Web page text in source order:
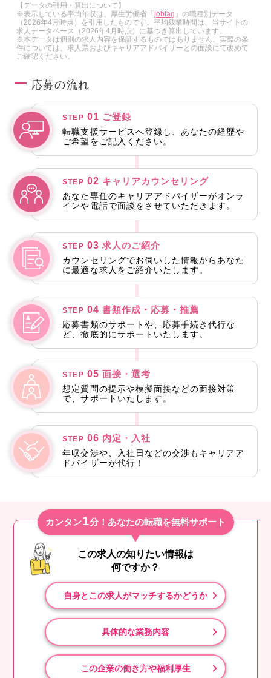
【データの引用・算出について】
※表示している平均年収は、厚生労働省「jobtag 」の職種別データ
（2026年4月時点）を引用したものです。平均残業時間は、当サイトの
求人データベース（2026年4月時点）に基づき算出しています。
※本データは個別の求人内容を保証するものではありません。実際の条
件については、求人票およびキャリアアドバイザーとの面談にて改めて
ご確認ください。
応募の流れ
STEP 01 ご登録
転職支援サービスへ登録し、あなたの経歴や
ご希望をご記入ください。
STEP 02 キャリアカウンセリング
あなた専任のキャリアアドバイザーがオンラ
インや電話で面談をさせていただきます。
STEP 03 求人のご紹介
カウンセリングでお伺いした情報からあなた
に最適な求人をご紹介いたします。
STEP 04 書類作成・応募・推薦
応募書類のサポートや、応募手続き代行な
ど、徹底的にサポートいたします。
STEP 05 面接・選考
想定質問の提示や模擬面接などの面接対策
で、サポートいたします。
STEP 06 内定・入社
年収交渉や、入社日などの交渉もキャリアア
ドバイザーが代行！
カンタン1分！あなたの転職を無料サポート
この求人の知りたい情報は
何ですか？
自身とこの求人がマッチするかどうか
具体的な業務内容
この企業の働き方や福利厚生